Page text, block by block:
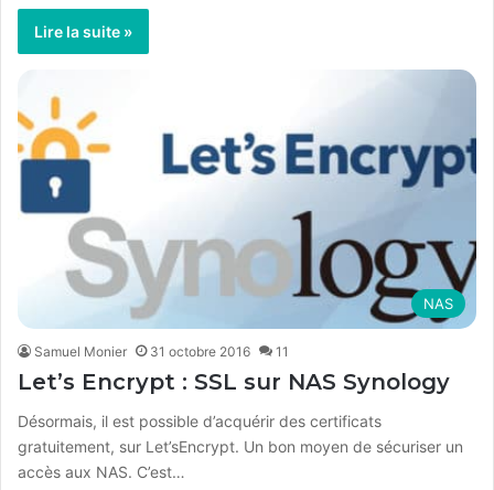
Lire la suite »
NAS
Samuel Monier 31 octobre 2016 11
Let’s Encrypt : SSL sur NAS Synology
Désormais, il est possible d’acquérir des certificats
gratuitement, sur Let’sEncrypt. Un bon moyen de sécuriser un
accès aux NAS. C’est…